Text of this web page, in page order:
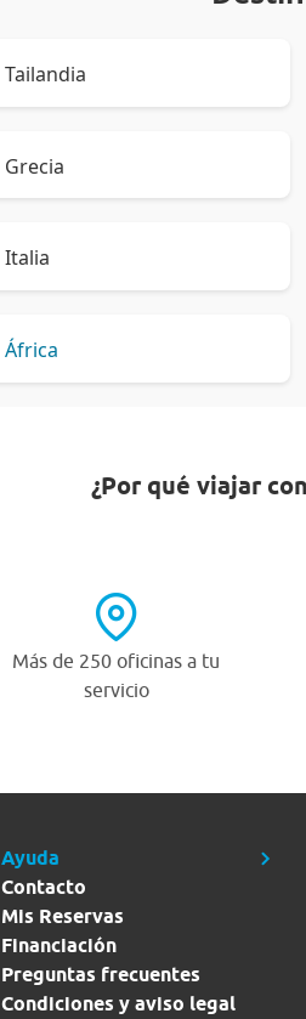
Grecia
Italia
África
¿Por qué viajar
Más de 250 oficinas a tu
servicio
Ayuda
Contacto
Mis Reservas
Financiación
Preguntas frecuentes
Condiciones y aviso legal